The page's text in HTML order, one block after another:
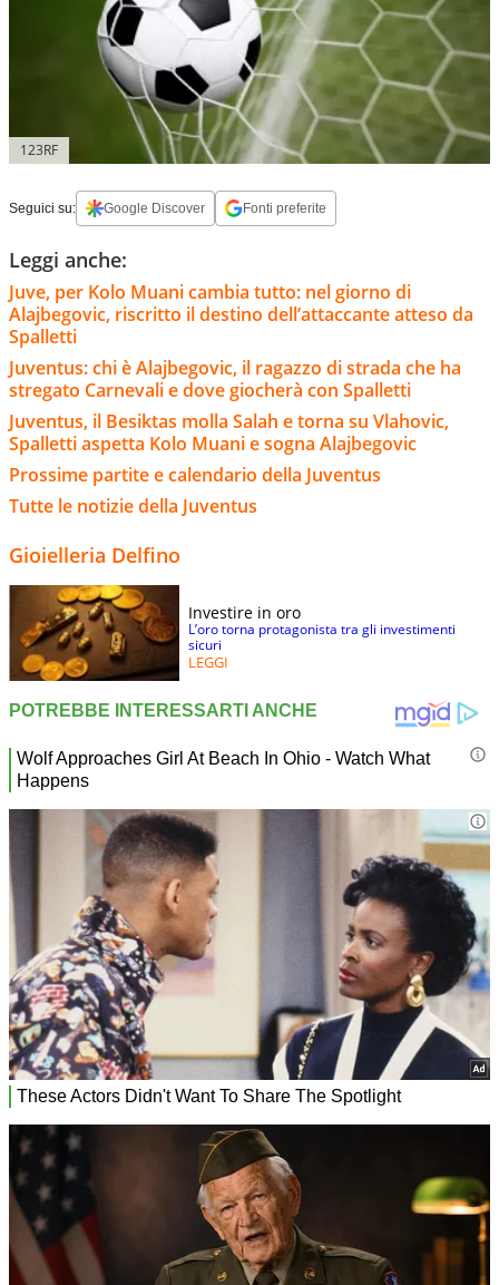
123RF
Seguici su: Google Discover Fonti preferite
Leggi anche:
Juve, per Kolo Muani cambia tutto: nel giorno di
Alajbegovic, riscritto il destino dell’attaccante atteso da
Spalletti
Juventus: chi è Alajbegovic, il ragazzo di strada che ha
stregato Carnevali e dove giocherà con Spalletti
Juventus, il Besiktas molla Salah e torna su Vlahovic,
Spalletti aspetta Kolo Muani e sogna Alajbegovic
Prossime partite e calendario della Juventus
Tutte le notizie della Juventus
Gioielleria Delfino
Investire in oro
L’oro torna protagonista tra gli investimenti
sicuri
LEGGI